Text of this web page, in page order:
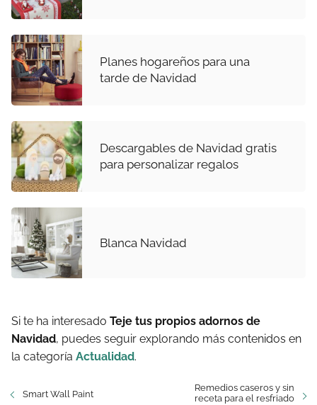
Planes hogareños para una
tarde de Navidad
Descargables de Navidad gratis
para personalizar regalos
Blanca Navidad
Si te ha interesado Teje tus propios adornos de
Navidad, puedes seguir explorando más contenidos en
la categoría Actualidad.
Smart Wall Paint
Remedios caseros y sin
receta para el resfriado